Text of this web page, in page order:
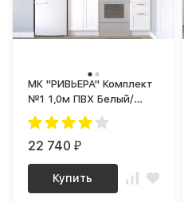
МК "РИВЬЕРА" Комплект
№1 1,0м ПВХ Белый/
корпус Супербелый
(1181 Ш)
22 740₽
Купить